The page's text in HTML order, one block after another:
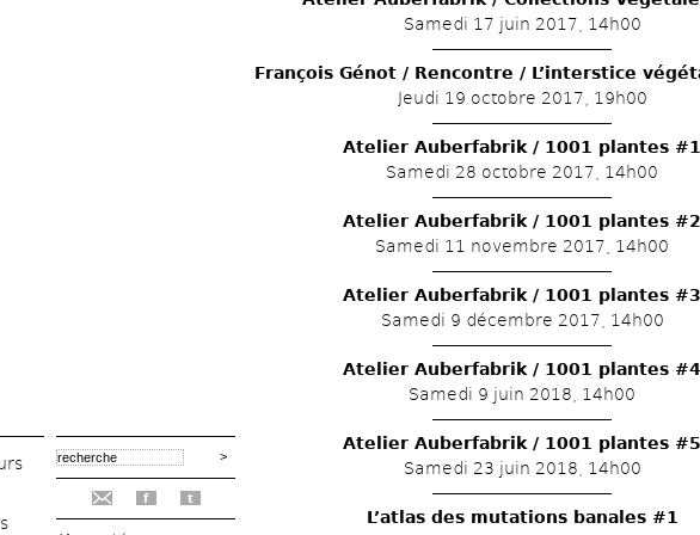
f t
Samedi 17 juin 2017, 14h00
François Génot / Rencontre / L’interstice
Jeudi 19 octobre 2017, 19h00
Atelier Auberfabrik / 1001 plantes #1
Samedi 28 octobre 2017, 14h00
Atelier Auberfabrik / 1001 plantes #2
Samedi 11 novembre 2017, 14h00
Atelier Auberfabrik / 1001 plantes #3
Samedi 9 décembre 2017, 14h00
Atelier Auberfabrik / 1001 plantes #4
Samedi 9 juin 2018, 14h00
Atelier Auberfabrik / 1001 plantes #5
Samedi 23 juin 2018, 14h00
L’atlas des mutations banales #1